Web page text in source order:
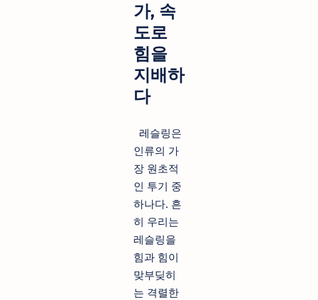
가, 속
도로
힘을
지배하
다
레슬링은
인류의 가
장 원초적
인 투기 중
하나다. 흔
히 우리는
레슬링을
힘과 힘이
맞부딪히
는 격렬한